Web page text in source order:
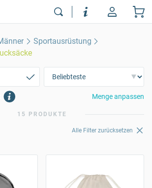
Sportausrüstung
Menge anpassen
15 PRODUKTE
Alle Filter zurücksetzen